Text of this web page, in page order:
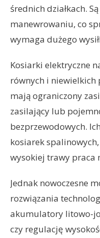
średnich działkach.
manewrowaniu, co
wymaga dużego
Kosiarki elektryczne
równych i niewielkich
mają ograniczony
zasilający lub
bezprzewodowych.
kosiarek
wysokiej trawy praca
Jednak nowoczesne
rozwiązania
akumulatory litowo-
czy regulację